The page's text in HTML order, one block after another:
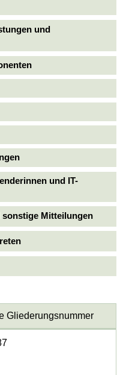
und
und IT-
Mitteilungen
Gliederungsnummer